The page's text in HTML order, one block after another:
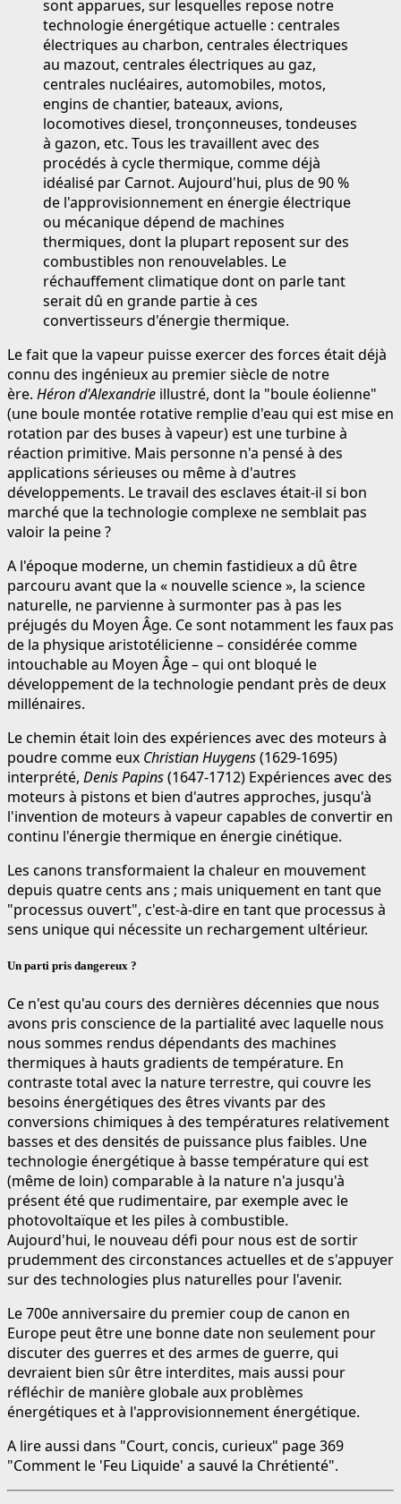
sont apparues, sur lesquelles repose notre
technologie énergétique actuelle : centrales
électriques au charbon, centrales électriques
au mazout, centrales électriques au gaz,
centrales nucléaires, automobiles, motos,
engins de chantier, bateaux, avions,
locomotives diesel, tronçonneuses, tondeuses
à gazon, etc. Tous les travaillent avec des
procédés à cycle thermique, comme déjà
idéalisé par Carnot. Aujourd'hui, plus de 90 %
de l'approvisionnement en énergie électrique
ou mécanique dépend de machines
thermiques, dont la plupart reposent sur des
combustibles non renouvelables. Le
réchauffement climatique dont on parle tant
serait dû en grande partie à ces
convertisseurs d'énergie thermique.
Le fait que la vapeur puisse exercer des forces était déjà
connu des ingénieux au premier siècle de notre
ère. Héron d'Alexandrie illustré, dont la "boule éolienne"
(une boule montée rotative remplie d'eau qui est mise en
rotation par des buses à vapeur) est une turbine à
réaction primitive. Mais personne n'a pensé à des
applications sérieuses ou même à d'autres
développements. Le travail des esclaves était-il si bon
marché que la technologie complexe ne semblait pas
valoir la peine ?
A l'époque moderne, un chemin fastidieux a dû être
parcouru avant que la « nouvelle science », la science
naturelle, ne parvienne à surmonter pas à pas les
préjugés du Moyen Âge. Ce sont notamment les faux pas
de la physique aristotélicienne – considérée comme
intouchable au Moyen Âge – qui ont bloqué le
développement de la technologie pendant près de deux
millénaires.
Le chemin était loin des expériences avec des moteurs à
poudre comme eux Christian Huygens(1629-1695)
interprété, Denis Papins(1647-1712) Expériences avec des
moteurs à pistons et bien d'autres approches, jusqu'à
l'invention de moteurs à vapeur capables de convertir en
continu l'énergie thermique en énergie cinétique.
Les canons transformaient la chaleur en mouvement
depuis quatre cents ans ; mais uniquement en tant que
"processus ouvert", c'est-à-dire en tant que processus à
sens unique qui nécessite un rechargement ultérieur.
Un parti pris dangereux ?
Ce n'est qu'au cours des dernières décennies que nous
avons pris conscience de la partialité avec laquelle nous
nous sommes rendus dépendants des machines
thermiques à hauts gradients de température. En
contraste total avec la nature terrestre, qui couvre les
besoins énergétiques des êtres vivants par des
conversions chimiques à des températures relativement
basses et des densités de puissance plus faibles. Une
technologie énergétique à basse température qui est
(même de loin) comparable à la nature n'a jusqu'à
présent été que rudimentaire, par exemple avec le
photovoltaïque et les piles à combustible.
Aujourd'hui, le nouveau défi pour nous est de sortir
prudemment des circonstances actuelles et de s'appuyer
sur des technologies plus naturelles pour l'avenir.
Le 700e anniversaire du premier coup de canon en
Europe peut être une bonne date non seulement pour
discuter des guerres et des armes de guerre, qui
devraient bien sûr être interdites, mais aussi pour
réfléchir de manière globale aux problèmes
énergétiques et à l'approvisionnement énergétique.
A lire aussi dans "Court, concis, curieux" page 369
"Comment le 'Feu Liquide' a sauvé la Chrétienté".